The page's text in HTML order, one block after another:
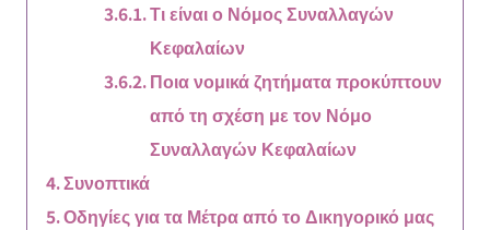
Τι είναι ο Νόμος Συναλλαγών
Κεφαλαίων
Ποια νομικά ζητήματα προκύπτουν
από τη σχέση με τον Νόμο
Συναλλαγών Κεφαλαίων
Συνοπτικά
Οδηγίες για τα Μέτρα από το Δικηγορικό μας